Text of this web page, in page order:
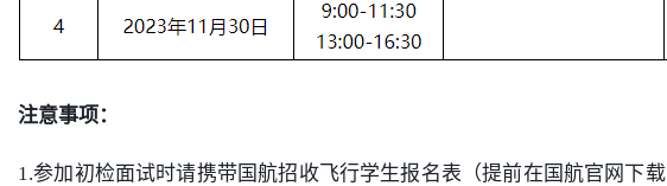
注意事项：
1.参加初检面试时请携带国航招收飞行学生报名表（提前在国航官网下